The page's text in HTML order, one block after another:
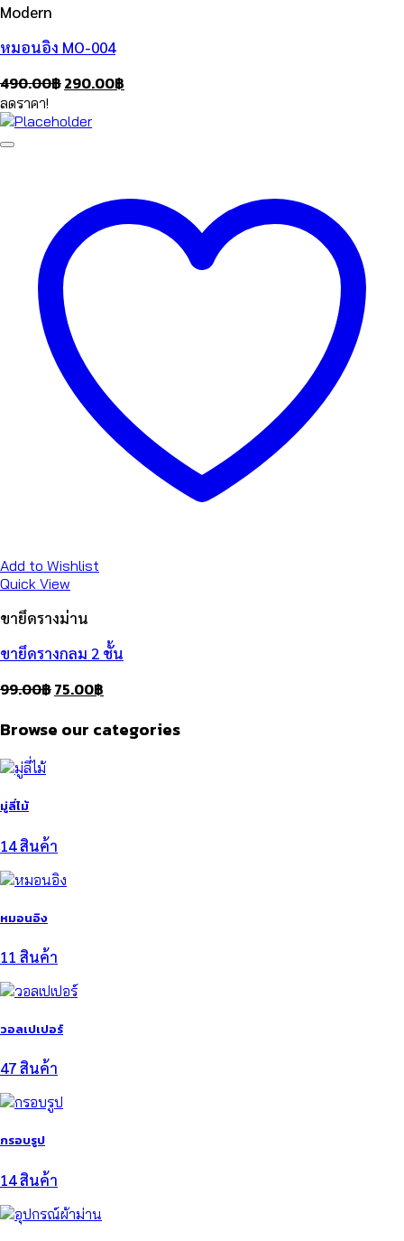
Modern
หมอนอิง MO-004
490.00฿Original
was:
290.00฿
ลดราคา!
Add to Wishlist
Quick View
ขายึดรางม่าน
ขายึดรางกลม 2 ชั้น
99.00฿Original
was:
75.00฿
is:
Browse our categories
มู่ลี่ไม้
14 สินค้า
หมอนอิง
11 สินค้า
วอลเปเปอร์
47 สินค้า
กรอบรูป
14 สินค้า